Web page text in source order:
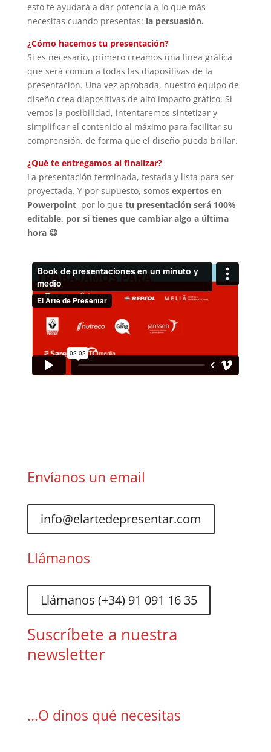
esto te ayudará a dar potencia a lo que más
necesitas cuando presentas: la persuasión.
¿Cómo hacemos tu presentación?
Si es necesario, primero creamos una línea gráfica
que será común a todas las diapositivas de la
presentación. Una vez aprobada, nuestro equipo de
diseño crea diapositivas de alto impacto gráfico. Si
vemos la posibilidad, intentaremos sintetizar y
simplificar el contenido al máximo para facilitar su
comprensión, de forma que el diseño pueda brillar.
¿Qué te entregamos al finalizar?
La presentación terminada, testada y lista para ser
proyectada. Y por supuesto, somos expertos en
Powerpoint, por lo que tu presentación será 100%
editable, por si tienes que cambiar algo a última
hora 😉
Envíanos un email
info@elartedepresentar.com
Llámanos
Llámanos (+34) 91 091 16 35
Suscríbete a nuestra
newsletter
...O dinos qué necesitas